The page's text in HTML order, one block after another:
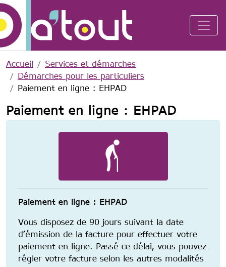
Accueil
Services et démarches
Démarches pour les particuliers
Paiement en ligne : EHPAD
Paiement en ligne : EHPAD
Paiement en ligne : EHPAD
Vous disposez de 90 jours suivant la date
d’émission de la facture pour effectuer votre
paiement en ligne. Passé ce délai, vous pouvez
régler votre facture selon les autres modalités